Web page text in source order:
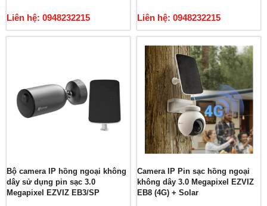
Liên hệ: 0948232215 Liên hệ: 0948232215
Bộ camera IP hồng ngoại không
dây sử dụng pin sạc 3.0
Megapixel EZVIZ EB3/SP
Camera IP Pin sạc hồng ngoại
không dây 3.0 Megapixel EZVIZ
EB8 (4G) + Solar